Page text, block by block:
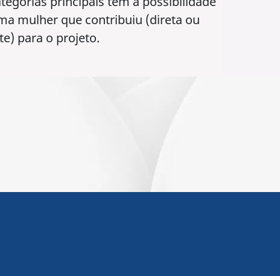
mulher que contribuiu (direta ou
para o projeto.